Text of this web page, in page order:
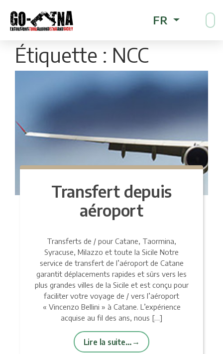
FR
Étiquette : NCC
Transfert depuis
aéroport
Transferts de / pour Catane, Taormina,
Syracuse, Milazzo et toute la Sicile Notre
service de transfert de l’aéroport de Catane
garantit déplacements rapides et sûrs vers les
plus grandes villes de la Sicile et est conçu pour
faciliter votre voyage de / vers l’aéroport
« Vincenzo Bellini » à Catane. L’expérience
acquise au fil des ans, nous […]
Lire la suite…